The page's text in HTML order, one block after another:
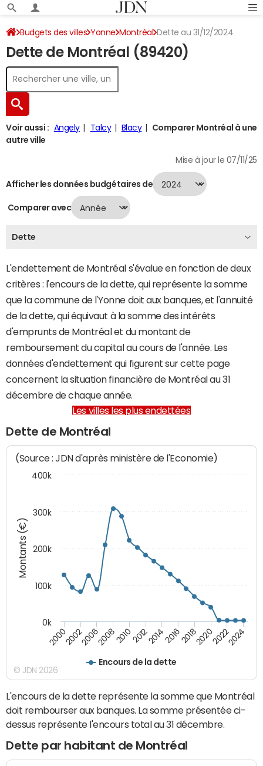
Budgets des villes Yonne Montréal Dette au 31/12/2024
Dette de Montréal (89420)
Voir aussi : Angely Talcy Blacy
Comparer Montréal à une
autre ville
Mise à jour le 07/11/25
Afficher les données budgétaires de
Comparer avec
Dette
L'endettement de Montréal s'évalue en fonction de deux
critères : l'encours de la dette, qui représente la somme
que la commune de l'Yonne doit aux banques, et l'annuité
de la dette, qui équivaut à la somme des intérêts
d'emprunts de Montréal et du montant de
remboursement du capital au cours de l'année. Les
données d'endettement qui figurent sur cette page
concernent la situation financière de Montréal au 31
décembre de chaque année.
Les villes les plus endettées
Dette de Montréal
Montants (€)
(Source : JDN d'après ministère de l'Economie)
Encours de la dette
200020022006200820102012201420162018202020222024
0k
100k
200k
300k
400k
© JDN 2026
L'encours de la dette représente la somme que Montréal
doit rembourser aux banques. La somme présentée ci-
dessus représente l'encours total au 31 décembre.
Dette par habitant de Montréal